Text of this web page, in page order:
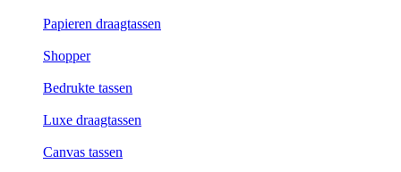
Papieren draagtassen
Shopper
Bedrukte tassen
Luxe draagtassen
Canvas tassen